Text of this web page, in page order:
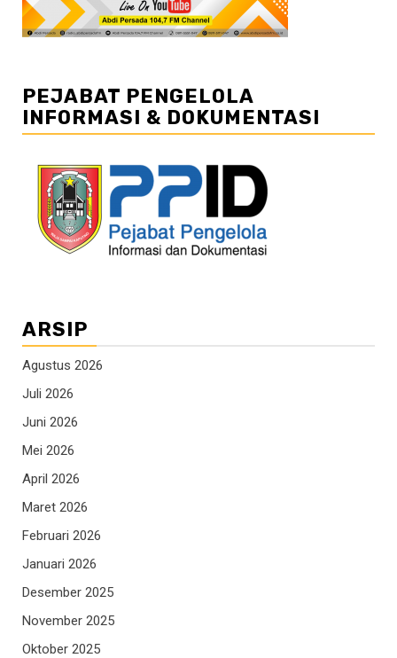
PEJABAT PENGELOLA
INFORMASI & DOKUMENTASI
ARSIP
Agustus 2026
Juli 2026
Juni 2026
Mei 2026
April 2026
Maret 2026
Februari 2026
Januari 2026
Desember 2025
November 2025
Oktober 2025